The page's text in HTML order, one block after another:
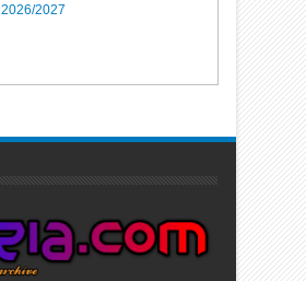
2026/2027